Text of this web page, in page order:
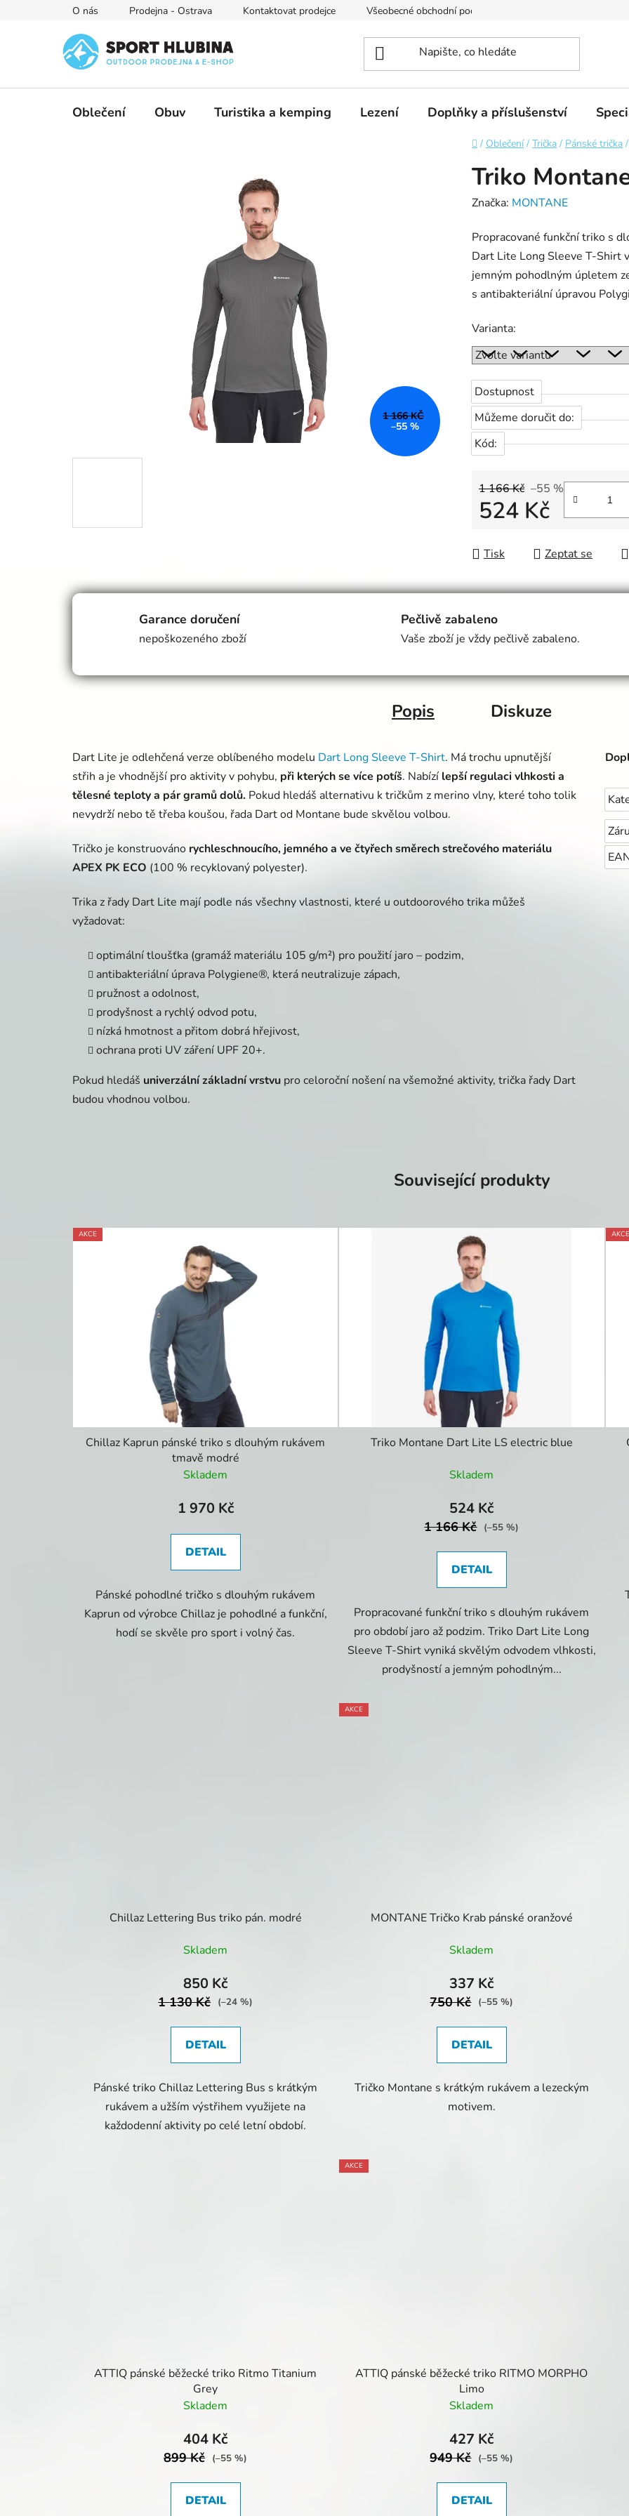
O nás Prodejna - Ostrava Kontaktovat prodejce Všeobecné obchodní podmínky
Oblečení Obuv Turistika a kemping Lezení Doplňky a příslušenství
Domů
/ Oblečení / Trička / Pánské trička /
Triko
Značka: MONTANE
Propracované funkční triko s
Dart Lite Long Sleeve T-Shirt
jemným pohodlným úpletem
s antibakteriální úpravou
Varianta:
Dostupnost
Můžeme doručit do:
Kód:
1 166 Kč –55 %
524 Kč
Tisk
Zeptat se
1 166 KČ
–55 %
Garance doručení
nepoškozeného zboží
Pečlivě zabaleno
Vaše zboží je vždy pečlivě zabaleno.
Popis Diskuze
Dart Lite je odlehčená verze oblíbeného modelu Dart Long Sleeve T-Shirt. Má trochu upnutější
střih a je vhodnější pro aktivity v pohybu, při kterých se více potíš. Nabízí lepší regulaci vlhkosti a
tělesné teploty a pár gramů dolů. Pokud hledáš alternativu k tričkům z merino vlny, které toho tolik
nevydrží nebo tě třeba koušou, řada Dart od Montane bude skvělou volbou.
Tričko je konstruováno rychleschnoucího, jemného a ve čtyřech směrech strečového materiálu
APEX PK ECO (100 % recyklovaný polyester).
Trika z řady Dart Lite mají podle nás všechny vlastnosti, které u outdoorového trika můžeš
vyžadovat:
optimální tloušťka (gramáž materiálu 105 g/m²) pro použití jaro – podzim,
antibakteriální úprava Polygiene®, která neutralizuje zápach,
pružnost a odolnost,
prodyšnost a rychlý odvod potu,
nízká hmotnost a přitom dobrá hřejivost,
ochrana proti UV záření UPF 20+.
Pokud hledáš univerzální základní vrstvu pro celoroční nošení na všemožné aktivity, trička řady Dart
budou vhodnou volbou.
Související produkty
AKCE
Chillaz Kaprun pánské triko s dlouhým rukávem
tmavě modré
Skladem
1 970 Kč
DETAIL
Pánské pohodlné tričko s dlouhým rukávem
Kaprun od výrobce Chillaz je pohodlné a funkční,
hodí se skvěle pro sport i volný čas.
Triko Montane Dart Lite LS electric blue
Skladem
524 Kč
1 166 Kč (–55 %)
DETAIL
Propracované funkční triko s dlouhým rukávem
pro období jaro až podzim. Triko Dart Lite Long
Sleeve T-Shirt vyniká skvělým odvodem vlhkosti,
prodyšností a jemným pohodlným...
AKCE
Chillaz Lettering Bus triko pán. modré
Skladem
850 Kč
1 130 Kč (–24 %)
DETAIL
Pánské triko Chillaz Lettering Bus s krátkým
rukávem a užším výstřihem využijete na
každodenní aktivity po celé letní období.
AKCE
MONTANE Tričko Krab pánské oranžové
Skladem
337 Kč
750 Kč (–55 %)
DETAIL
Tričko Montane s krátkým rukávem a lezeckým
motivem.
ATTIQ pánské běžecké triko Ritmo Titanium
Grey
Skladem
404 Kč
899 Kč (–55 %)
DETAIL
AKCE
ATTIQ pánské běžecké triko RITMO MORPHO
Limo
Skladem
427 Kč
949 Kč (–55 %)
DETAIL